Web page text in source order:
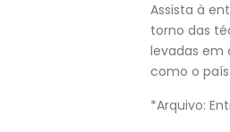
Assista à
torno das
levadas em
como o
*Arquivo: